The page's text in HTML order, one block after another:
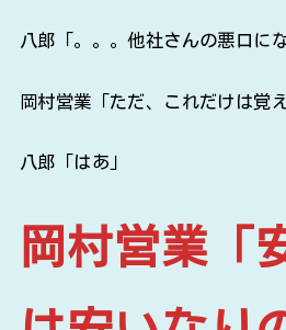
八郎「。。。他社さんの悪口に
岡村営業「ただ、これだけは覚
八郎「はあ」
岡村営業「